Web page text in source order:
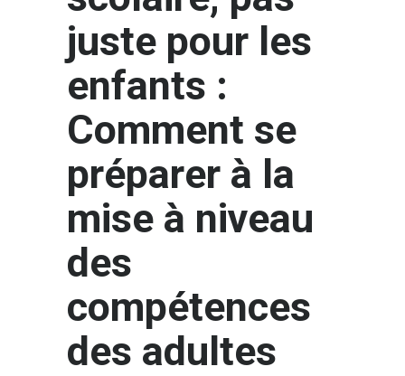
juste pour les
enfants :
Comment se
préparer à la
mise à niveau
des
compétences
des adultes